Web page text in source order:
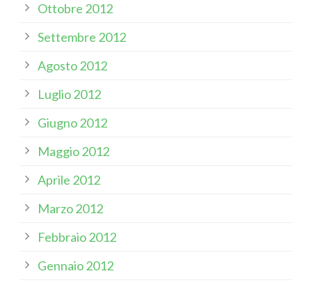
Ottobre 2012
Settembre 2012
Agosto 2012
Luglio 2012
Giugno 2012
Maggio 2012
Aprile 2012
Marzo 2012
Febbraio 2012
Gennaio 2012